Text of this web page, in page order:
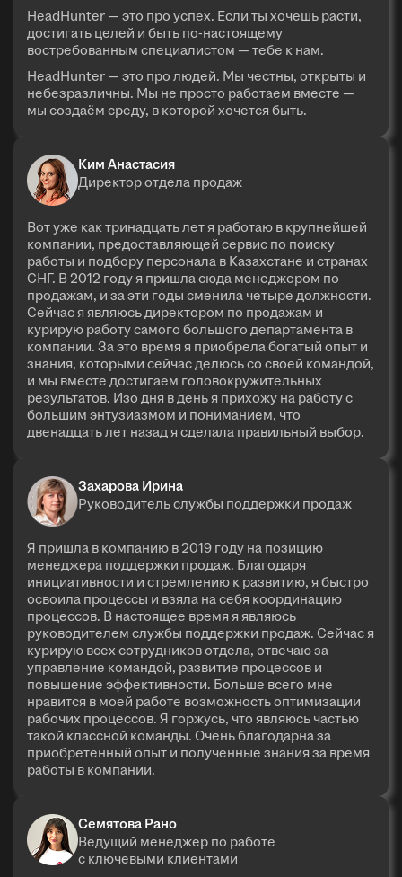
HeadHunter — это про успех. Если ты хочешь расти,
достигать целей и быть по-настоящему
востребованным специалистом — тебе к нам.
HeadHunter — это про людей. Мы честны, открыты и
небезразличны. Мы не просто работаем вместе —
мы создаём среду, в которой хочется быть.
Ким Анастасия
Директор отдела продаж
Вот уже как тринадцать лет я работаю в крупнейшей
компании, предоставляющей сервис по поиску
работы и подбору персонала в Казахстане и странах
СНГ. В 2012 году я пришла сюда менеджером по
продажам, и за эти годы сменила четыре должности.
Сейчас я являюсь директором по продажам и
курирую работу самого большого департамента в
компании. За это время я приобрела богатый опыт и
знания, которыми сейчас делюсь со своей командой,
и мы вместе достигаем головокружительных
результатов. Изо дня в день я прихожу на работу с
большим энтузиазмом и пониманием, что
двенадцать лет назад я сделала правильный выбор.
Захарова Ирина
Руководитель службы поддержки продаж
Я пришла в компанию в 2019 году на позицию
менеджера поддержки продаж. Благодаря
инициативности и стремлению к развитию, я быстро
освоила процессы и взяла на себя координацию
процессов. В настоящее время я являюсь
руководителем службы поддержки продаж. Сейчас я
курирую всех сотрудников отдела, отвечаю за
управление командой, развитие процессов и
повышение эффективности. Больше всего мне
нравится в моей работе возможность оптимизации
рабочих процессов. Я горжусь, что являюсь частью
такой классной команды. Очень благодарна за
приобретенный опыт и полученные знания за время
работы в компании.
Семятова Рано
Ведущий менеджер по работе
с ключевыми клиентами